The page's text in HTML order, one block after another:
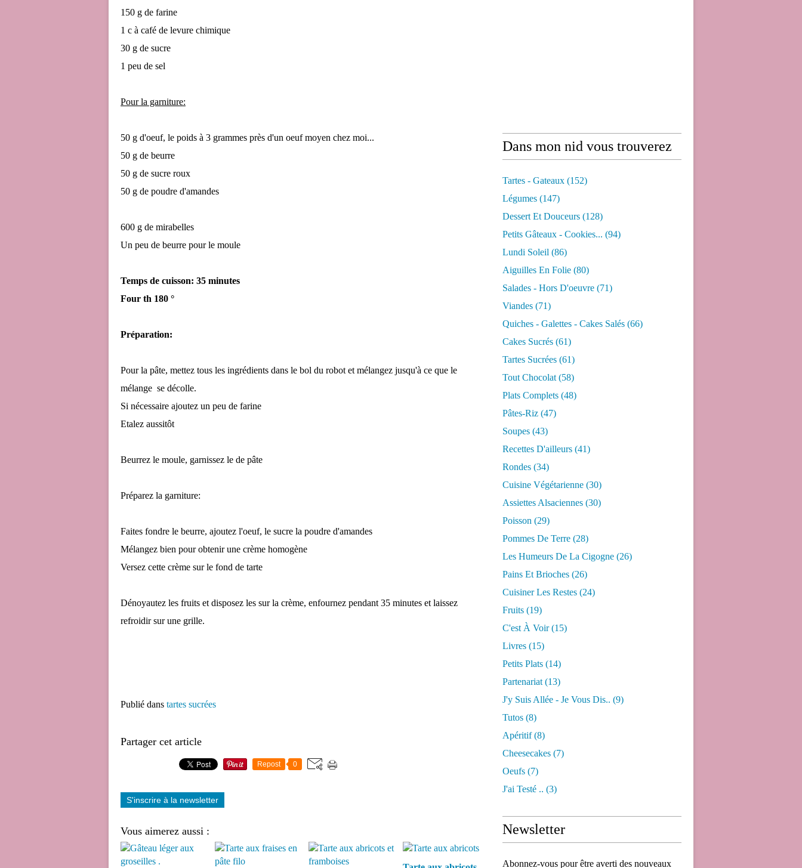
150 g de farine
1 c à café de levure chimique
30 g de sucre
1 peu de sel
Pour la garniture:
50 g d'oeuf, le poids à 3 grammes près d'un oeuf moyen chez moi...
50 g de beurre
50 g de sucre roux
50 g de poudre d'amandes
600 g de mirabelles
Un peu de beurre pour le moule
Temps de cuisson: 35 minutes
Four th 180 °
Préparation:
Pour la pâte, mettez tous les ingrédients dans le bol du robot et mélangez jusqu'à ce que le
mélange se décolle.
Si nécessaire ajoutez un peu de farine
Etalez aussitôt
Beurrez le moule, garnissez le de pâte
Préparez la garniture:
Faites fondre le beurre, ajoutez l'oeuf, le sucre la poudre d'amandes
Mélangez bien pour obtenir une crème homogène
Versez cette crème sur le fond de tarte
Dénoyautez les fruits et disposez les sur la crème, enfournez pendant 35 minutes et laissez
refroidir sur une grille.
Publié dans tartes sucrées
Partager cet article
Repost 0
S'inscrire à la newsletter
Vous aimerez aussi :
Dans mon nid vous trouverez
Tartes - Gateaux (152)
Légumes (147)
Dessert Et Douceurs (128)
Petits Gâteaux - Cookies... (94)
Lundi Soleil (86)
Aiguilles En Folie (80)
Salades - Hors D'oeuvre (71)
Viandes (71)
Quiches - Galettes - Cakes Salés (66)
Cakes Sucrés (61)
Tartes Sucrées (61)
Tout Chocolat (58)
Plats Complets (48)
Pâtes-Riz (47)
Soupes (43)
Recettes D'ailleurs (41)
Rondes (34)
Cuisine Végétarienne (30)
Assiettes Alsaciennes (30)
Poisson (29)
Pommes De Terre (28)
Les Humeurs De La Cigogne (26)
Pains Et Brioches (26)
Cuisiner Les Restes (24)
Fruits (19)
C'est À Voir(15)
Livres (15)
Petits Plats (14)
Partenariat (13)
J'y Suis Allée - Je Vous Dis.. (9)
Tutos (8)
Apéritif(8)
Cheesecakes (7)
Oeufs (7)
J'ai Testé .. (3)
Newsletter
Abonnez-vous pour être averti des nouveaux